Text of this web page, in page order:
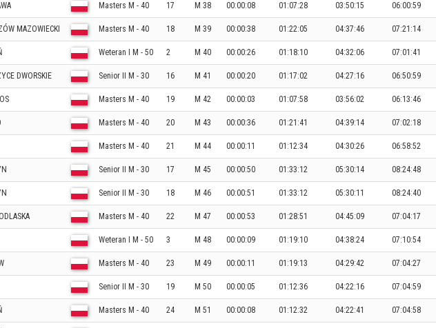
Masters M - 40 17 M 38 00:00:08 01:07:28 03:50:15 06:00:59
MAZOWIECKI Masters M - 40 18 M 39 00:00:38 01:22:05 04:37:46 07:21:14
Weteran I M - 50 2 M 40 00:00:26 01:18:10 04:32:06 07:01:41
DWORSKIE Senior II M - 30 16 M 41 00:00:20 01:17:02 04:27:16 06:50:59
Masters M - 40 19 M 42 00:00:03 01:07:58 03:56:02 06:13:46
Masters M - 40 20 M 43 00:00:36 01:21:41 04:39:14 07:02:18
Masters M - 40 21 M 44 00:00:11 01:12:34 04:30:26 06:58:52
Senior II M - 30 17 M 45 00:00:50 01:33:12 05:30:14 08:24:48
Senior II M - 30 18 M 46 00:00:51 01:33:12 05:30:11 08:24:40
Masters M - 40 22 M 47 00:00:53 01:28:51 04:45:09 07:04:17
Weteran I M - 50 3 M 48 00:00:09 01:19:10 04:38:24 07:10:54
Masters M - 40 23 M 49 00:00:11 01:19:13 04:29:42 07:04:27
Senior II M - 30 19 M 50 00:00:05 01:12:36 04:22:16 07:04:59
Masters M - 40 24 M 51 00:00:08 01:12:32 04:22:41 07:04:58